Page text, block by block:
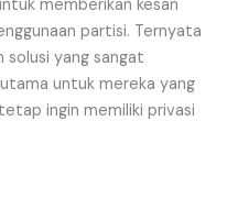
memberikan kesan
partisi. Ternyata
solusi yang sangat
untuk mereka yang
ingin memiliki privasi